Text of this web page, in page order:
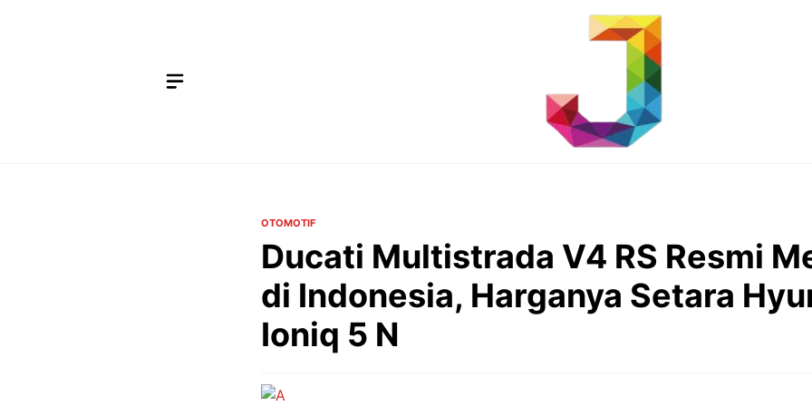
OTOMOTIF
Ducati Multistrada V4 RS Resmi
di Indonesia, Harganya Setara
Ioniq 5 N